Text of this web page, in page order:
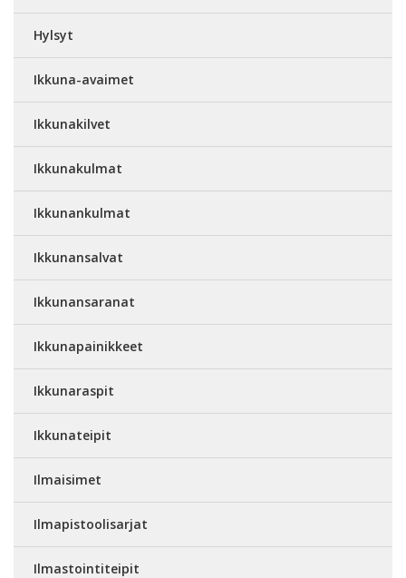
Hylsyt
Ikkuna-avaimet
Ikkunakilvet
Ikkunakulmat
Ikkunankulmat
Ikkunansalvat
Ikkunansaranat
Ikkunapainikkeet
Ikkunaraspit
Ikkunateipit
Ilmaisimet
Ilmapistoolisarjat
Ilmastointiteipit